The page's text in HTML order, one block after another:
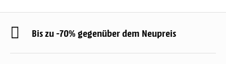
Bis zu -70% gegenüber dem Neupreis